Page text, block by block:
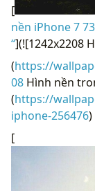
[
nền iPhone 7
“](![1242x2208
(https://
08 Hình nền
(https://
iphone-256476)
[